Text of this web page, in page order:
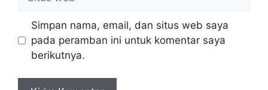
web
Simpan nama, email, dan situs web saya
pada peramban ini untuk komentar saya
berikutnya.